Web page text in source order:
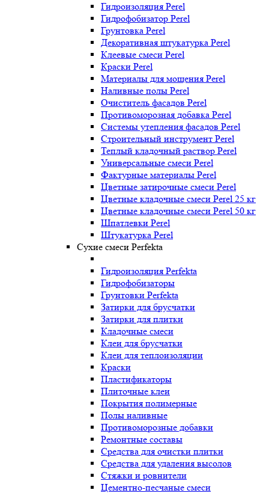
Гидроизоляция Perel
Гидрофобизатор Perel
Грунтовка Perel
Декоративная штукатурка Perel
Клеевые смеси Perel
Краски Perel
Материалы для мощения Perel
Наливные полы Perel
Очиститель фасадов Perel
Противоморозная добавка Perel
Системы утепления фасадов Perel
Строительный инструмент Perel
Теплый кладочный раствор Perel
Универсальные смеси Perel
Фактурные материалы Perel
Цветные затирочные смеси Perel
Цветные кладочные смеси Perel 25 кг
Цветные кладочные смеси Perel 50 кг
Шпатлевки Perel
Штукатурка Perel
Сухие смеси Perfekta
Гидроизоляция Perfekta
Гидрофобизаторы
Грунтовки Perfekta
Затирки для брусчатки
Затирки для плитки
Кладочные смеси
Клеи для брусчатки
Клеи для теплоизоляции
Краски
Пластификаторы
Плиточные клеи
Покрытия полимерные
Полы наливные
Противоморозные добавки
Ремонтные составы
Средства для очистки плитки
Средства для удаления высолов
Стяжки и ровнители
Цементно-песчаные смеси